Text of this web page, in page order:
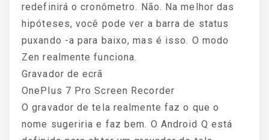
redefinirá o cronômetro. Não. Na melhor das
hipóteses, você pode ver a barra de status
puxando -a para baixo, mas é isso. O modo
Zen realmente funciona.
Gravador de ecrã
OnePlus 7 Pro Screen Recorder
O gravador de tela realmente faz o que o
nome sugeriria e faz bem. O Android Q está